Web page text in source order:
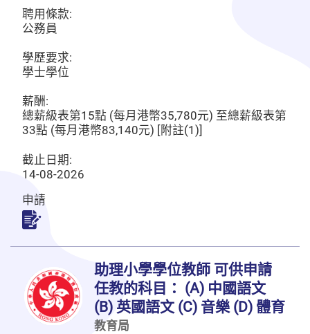
聘用條款:
公務員
學歷要求:
學士學位
薪酬:
總薪級表第15點 (每月港幣35,780元) 至總薪級表第
33點 (每月港幣83,140元) [附註(1)]
截止日期:
14-08-2026
申請
申請
助理小學學位教師 可供申請
任教的科目： (A) 中國語文
(B) 英國語文 (C) 音樂 (D) 體育
教育局